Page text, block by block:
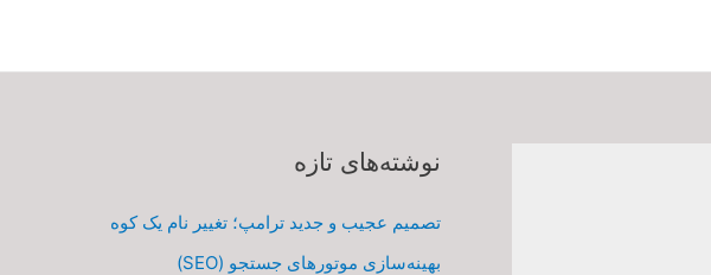
نوشته‌های تازه
تصمیم عجیب و جدید ترامپ؛ تغییر نام یک کوه
بهینه‌سازی موتورهای جستجو (SEO)